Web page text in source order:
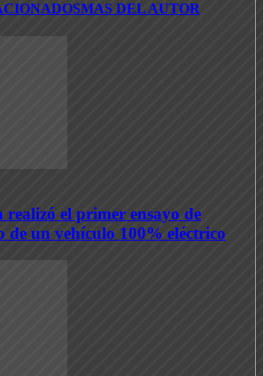
MAS DEL AUTOR
el primer ensayo de
de un vehículo 100% eléctrico